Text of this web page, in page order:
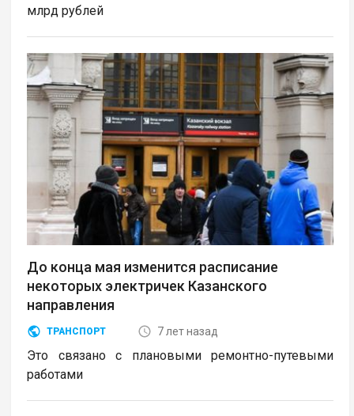
млрд рублей
До конца мая изменится расписание
некоторых электричек Казанского
направления
ТРАНСПОРТ 7 лет назад
Это связано с плановыми ремонтно-путевыми
работами